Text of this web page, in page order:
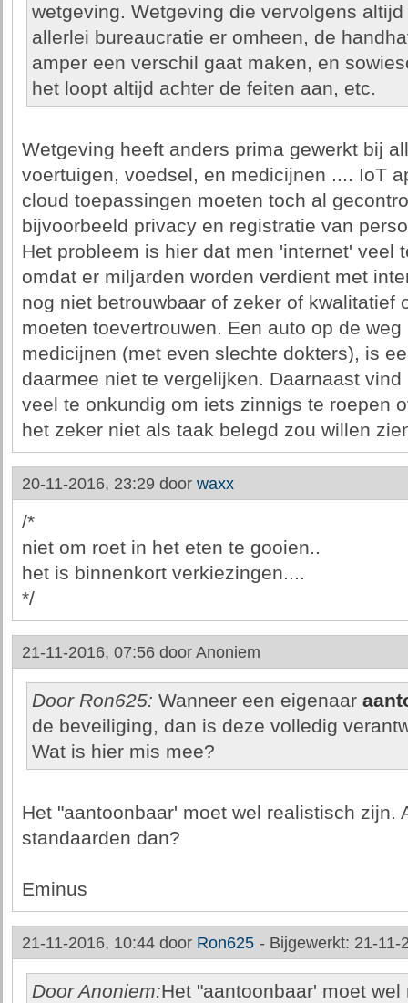
wetgeving. Wetgeving die vervolgens
allerlei bureaucratie er omheen, de
amper een verschil gaat maken, en
het loopt altijd achter de feiten aan, etc.
Wetgeving heeft anders prima gewerkt bij
voertuigen, voedsel, en medicijnen .... IoT
cloud toepassingen moeten toch al
bijvoorbeeld privacy en registratie van
Het probleem is hier dat men 'internet' veel
omdat er miljarden worden verdient met
nog niet betrouwbaar of zeker of kwalitatief
moeten toevertrouwen. Een auto op de
medicijnen (met even slechte dokters), is
daarmee niet te vergelijken. Daarnaast
veel te onkundig om iets zinnigs te roepen
het zeker niet als taak belegd zou willen
20-11-2016, 23:29 door waxx
/*
niet om roet in het eten te gooien..
het is binnenkort verkiezingen....
*/
21-11-2016, 07:56 door Anoniem
Door Ron625: Wanneer een eigenaar
de beveiliging, dan is deze volledig
Wat is hier mis mee?
Het "aantoonbaar' moet wel realistisch zijn.
standaarden dan?
Eminus
21-11-2016, 10:44 door Ron625 - Bijgewerkt: 21-11-
Door Anoniem:Het "aantoonbaar' moet